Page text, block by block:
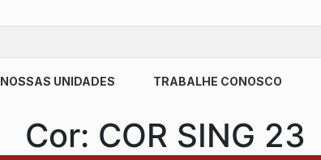
NOSSAS UNIDADES TRABALHE CONOSCO
Cor: COR SING 23